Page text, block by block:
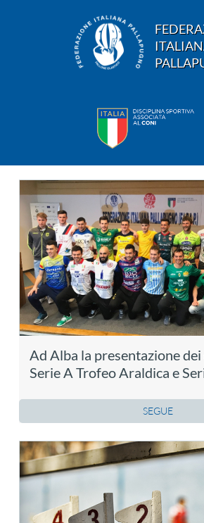
Ad Alba la presentazione
Serie A Trofeo Araldica e
SEGUE